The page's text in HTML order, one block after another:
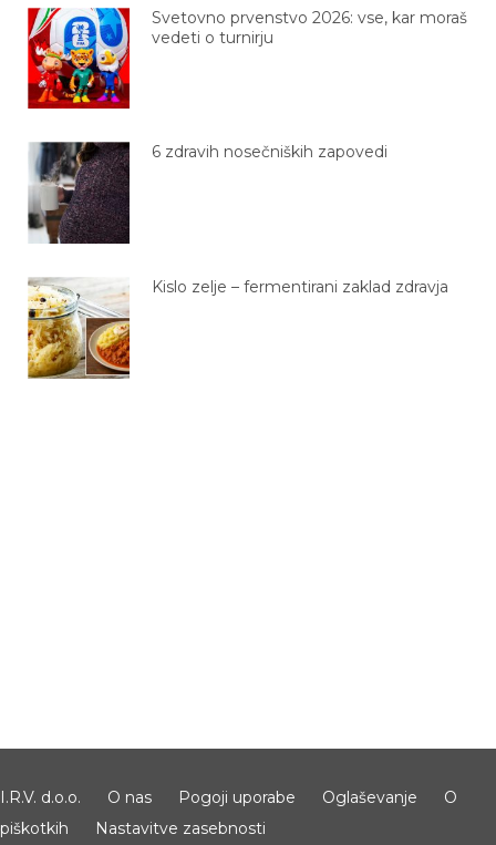
Svetovno prvenstvo 2026: vse, kar moraš
vedeti o turnirju
6 zdravih nosečniških zapovedi
Kislo zelje – fermentirani zaklad zdravja
I.R.V. d.o.o. O nas Pogoji uporabe Oglaševanje
O
piškotkih
Nastavitve zasebnosti